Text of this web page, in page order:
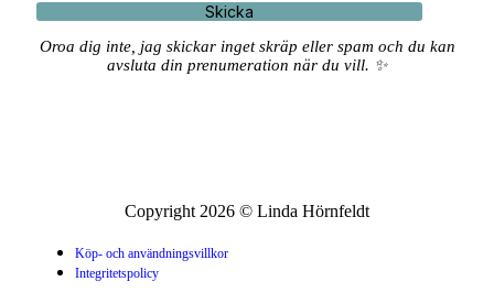
Skicka
Oroa dig inte, jag skickar inget skräp eller spam och du kan
avsluta din prenumeration när du vill. ✨
Copyright 2026 © Linda Hörnfeldt
Köp- och användningsvillkor
Integritetspolicy